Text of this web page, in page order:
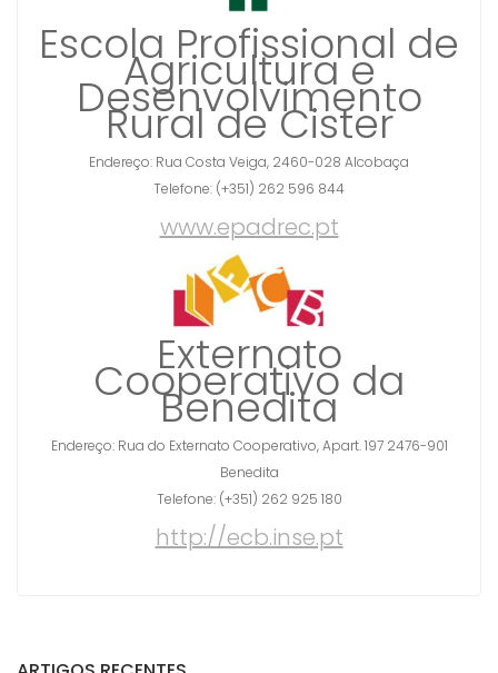
Escola Profissional de
Agricultura e
Desenvolvimento
Rural de Cister
Endereço: Rua Costa Veiga, 2460-028 Alcobaça
Telefone: (+351) 262 596 844
www.epadrec.pt
Externato
Cooperativo da
Benedita
Endereço: Rua do Externato Cooperativo, Apart. 197 2476-901
Benedita
Telefone: (+351) 262 925 180
http://ecb.inse.pt